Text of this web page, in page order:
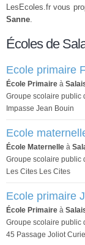
LesEcoles.fr vous
Sanne.
Écoles de
Ecole primaire
École Primaire à
Groupe scolaire public
Impasse Jean Bouin
Ecole
École Maternelle à
Groupe scolaire public
Les Cites Les Cites
Ecole primaire
École Primaire à
Groupe scolaire public
45 Passage Joliot Curie